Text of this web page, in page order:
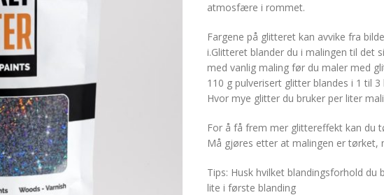
atmosfære i rommet.
Fargene på glitteret kan avvike fra
i.Glitteret blander du i malingen til det
med vanlig maling før du maler med
110 g pulverisert glitter blandes i 1 til 3
Hvor mye glitter du bruker per liter
For å få frem mer glittereffekt kan du
Må gjøres etter at malingen er tørket,
Tips: Husk hvilket blandingsforhold
lite i første blanding